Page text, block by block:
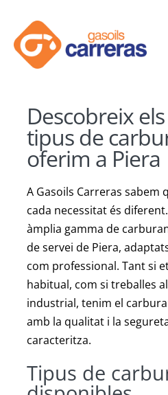
content
Empresa
Servei Distribuidor
Rentador
Autocaravanes
Contacte
Descobreix
tipus de
oferim a Piera
A Gasoils Carreras sabem
cada necessitat és
àmplia gamma de
de servei de Piera,
com professional. Tant si
habitual, com si treballes
industrial, tenim el
amb la qualitat i la
caracteritza.
Tipus de